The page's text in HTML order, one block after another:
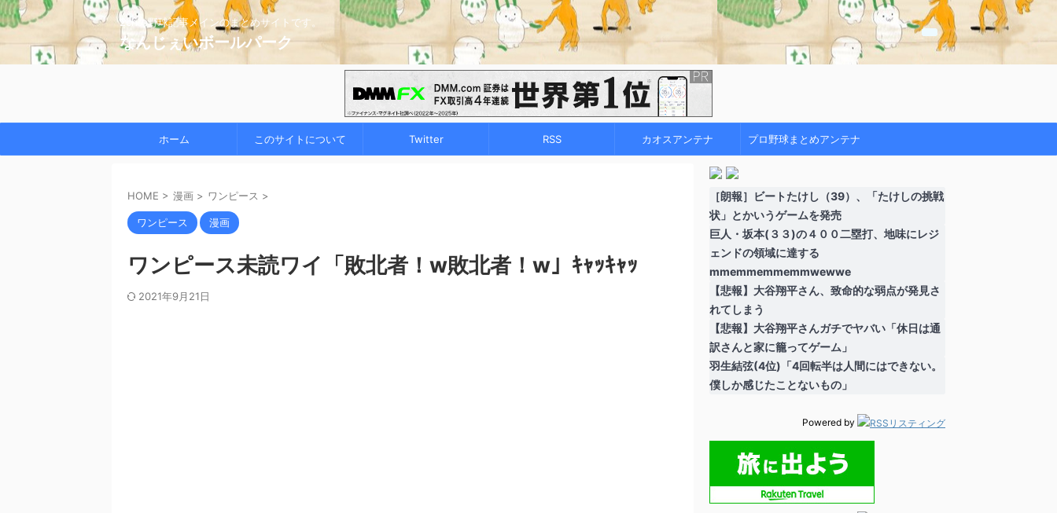
2chの野球記事メインのまとめサイトです。
なんじぇいボールパーク
ホーム このサイトについて Twitter RSS カオスアンテナ プロ野球まとめアンテナ
HOME > 漫画 > ワンピース >
ワンピース 漫画
ワンピース未読ワイ「敗北者！w敗北者！w」ｷｬｯｷｬｯ
2021年9月21日
［朗報］ビートたけし（39）、「たけしの挑戦
状」とかいうゲームを発売
巨人・坂本(３３)の４００二塁打、地味にレジ
ェンドの領域に達する
mmemmemmemmwewwe
【悲報】大谷翔平さん、致命的な弱点が発見さ
れてしまう
【悲報】大谷翔平さんガチでヤバい「休日は通
訳さんと家に籠ってゲーム」
羽生結弦(4位)「4回転半は人間にはできない。
僕しか感じたことないもの」
Powered by